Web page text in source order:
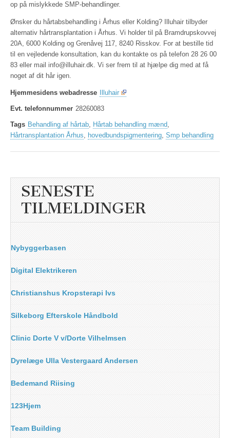
op på mislykkede SMP-behandlinger.
Ønsker du hårtabsbehandling i Århus eller Kolding? Illuhair tilbyder
alternativ hårtransplantation i Århus. Vi holder til på Bramdrupskovvej
20A, 6000 Kolding og Grenåvej 117, 8240 Risskov. For at bestille tid
til en vejledende konsultation, kan du kontakte os på telefon 28 26 00
83 eller mail info@illuhair.dk. Vi ser frem til at hjælpe dig med at få
noget af dit hår igen.
Hjemmesidens webadresse Illuhair
Evt. telefonnummer 28260083
Tags Behandling af hårtab, Hårtab behandling mænd,
Hårtransplantation Århus, hovedbundspigmentering, Smp behandling
SENESTE
TILMELDINGER
Nybyggerbasen
Digital Elektrikeren
Christianshus Kropsterapi Ivs
Silkeborg Efterskole Håndbold
Clinic Dorte V v/Dorte Vilhelmsen
Dyrelæge Ulla Vestergaard Andersen
Bedemand Riising
123Hjem
Team Building